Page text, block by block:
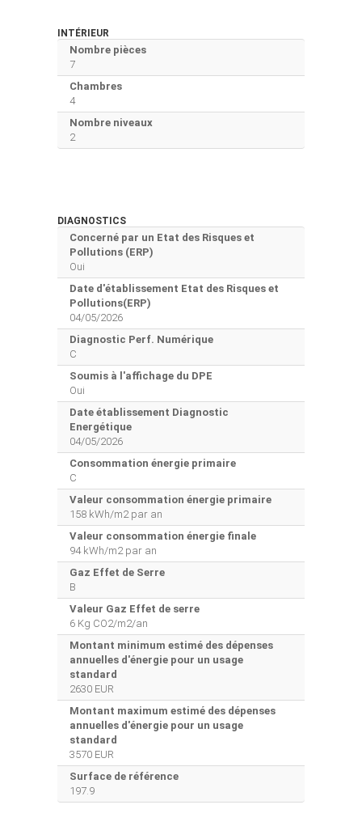
INTÉRIEUR
Nombre pièces
7
Chambres
4
Nombre niveaux
2
DIAGNOSTICS
Concerné par un Etat des Risques et
Pollutions (ERP)
Oui
Date d'établissement Etat des Risques et
Pollutions(ERP)
04/05/2026
Diagnostic Perf. Numérique
C
Soumis à l'affichage du DPE
Oui
Date établissement Diagnostic
Energétique
04/05/2026
Consommation énergie primaire
C
Valeur consommation énergie primaire
158 kWh/m2 par an
Valeur consommation énergie finale
94 kWh/m2 par an
Gaz Effet de Serre
B
Valeur Gaz Effet de serre
6 Kg CO2/m2/an
Montant minimum estimé des dépenses
annuelles d'énergie pour un usage
standard
2630 EUR
Montant maximum estimé des dépenses
annuelles d'énergie pour un usage
standard
3570 EUR
Surface de référence
197.9